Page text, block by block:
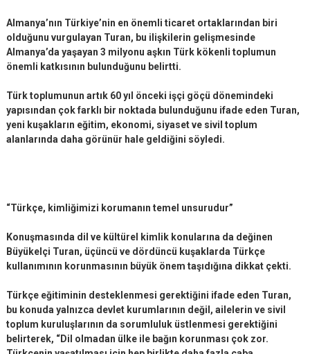
Almanya’nın Türkiye’nin en önemli ticaret ortaklarından biri
olduğunu vurgulayan Turan, bu ilişkilerin gelişmesinde
Almanya’da yaşayan 3 milyonu aşkın Türk kökenli toplumun
önemli katkısının bulunduğunu belirtti.
Türk toplumunun artık 60 yıl önceki işçi göçü dönemindeki
yapısından çok farklı bir noktada bulunduğunu ifade eden Turan,
yeni kuşakların eğitim, ekonomi, siyaset ve sivil toplum
alanlarında daha görünür hale geldiğini söyledi.
“Türkçe, kimliğimizi korumanın temel unsurudur”
Konuşmasında dil ve kültürel kimlik konularına da değinen
Büyükelçi Turan, üçüncü ve dördüncü kuşaklarda Türkçe
kullanımının korunmasının büyük önem taşıdığına dikkat çekti.
Türkçe eğitiminin desteklenmesi gerektiğini ifade eden Turan,
bu konuda yalnızca devlet kurumlarının değil, ailelerin ve sivil
toplum kuruluşlarının da sorumluluk üstlenmesi gerektiğini
belirterek, “Dil olmadan ülke ile bağın korunması çok zor.